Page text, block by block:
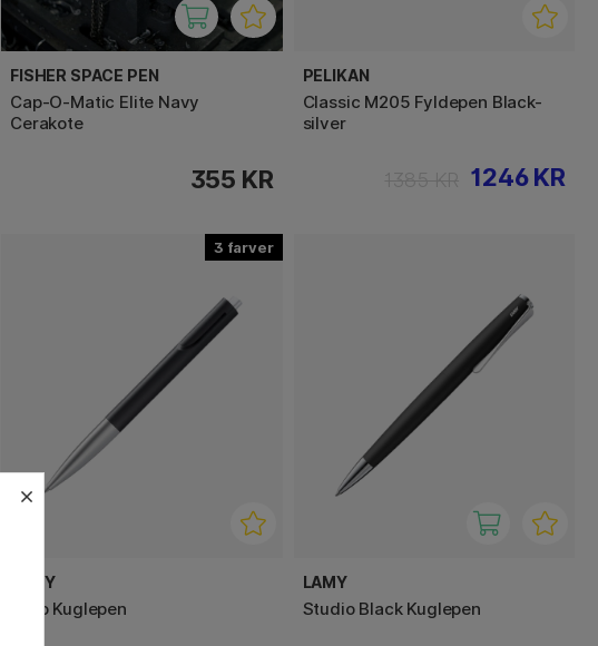
FISHER SPACE PEN
Cap-O-Matic Elite Navy
Cerakote
355 KR
PELIKAN
Classic M205 Fyldepen Black-
silver
1246 KR
3
LAMY
Noto Kuglepen
LAMY
Studio Black Kuglepen